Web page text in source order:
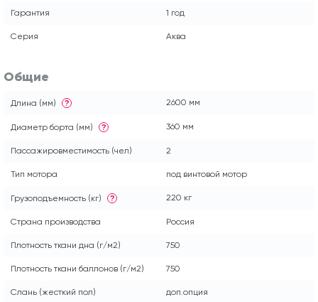
Гарантия 1 год
Серия Аква
Общие
Длина (мм) ? 2600 мм
Диаметр борта (мм) ? 360 мм
Пассажировместимость (чел) 2
Тип мотора под винтовой мотор
Грузоподъемность (кг) ? 220 кг
Страна производства Россия
Плотность ткани дна (г/м2) 750
Плотность ткани баллонов (г/м2) 750
Слань (жесткий пол) доп.опция